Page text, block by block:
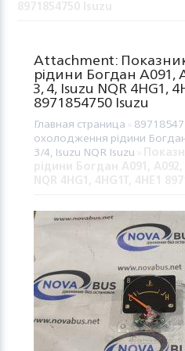
Attachment:
рідини Богдан А091,
3, 4, Isuzu NQR 4HG1,
8971854750 Isuzu
Главная страница
охолодження рідини
3/4, Isuzu NQR Isuzu